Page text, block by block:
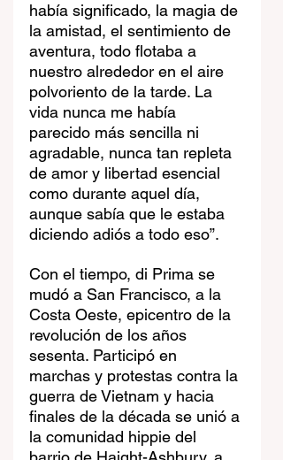
había significado, la magia de
la amistad, el sentimiento de
aventura, todo flotaba a
nuestro alrededor en el aire
polvoriento de la tarde. La
vida nunca me había
parecido más sencilla ni
agradable, nunca tan repleta
de amor y libertad esencial
como durante aquel día,
aunque sabía que le estaba
diciendo adiós a todo eso”.
Con el tiempo, di Prima se
mudó a San Francisco, a la
Costa Oeste, epicentro de la
revolución de los años
sesenta. Participó en
marchas y protestas contra la
guerra de Vietnam y hacia
finales de la década se unió a
la comunidad hippie del